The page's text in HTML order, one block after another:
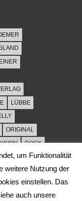
LÜBBE
ORIGINAL
ROCK
ULLSTEIN
um Funktionalität
weitere Nutzung der
einstellen. Das
auch unsere